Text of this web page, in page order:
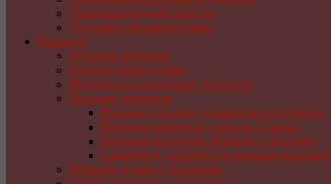
Открытки ручной работы
Подарки своими руками
Вязание
Вязание игрушек
Куколки Амигуруми
Журналы со схемами. Вязание
Вязание крючком
Вязание пледов, покрывал и подушек
Вязаная крючком одежда. Схемы
Вязание крючком. Мелочи и поделки
Салфетки, скатерти и коврики крючком
Вязание сумок и корзинок